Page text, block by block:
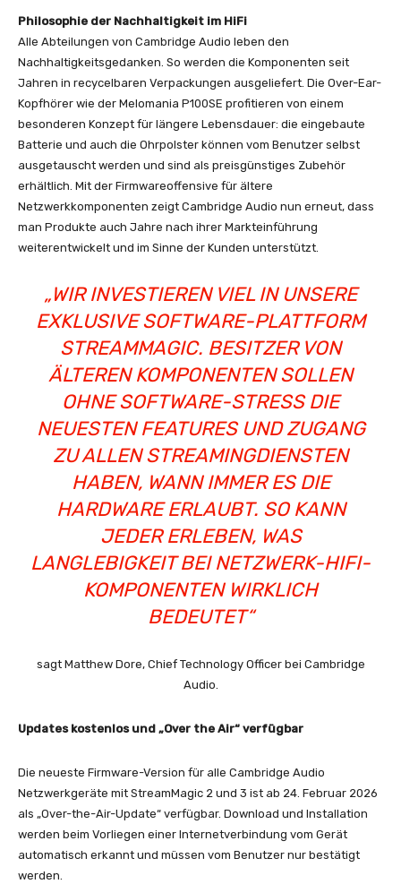
Philosophie der Nachhaltigkeit im HiFi
Alle Abteilungen von Cambridge Audio leben den
Nachhaltigkeitsgedanken. So werden die Komponenten seit
Jahren in recycelbaren Verpackungen ausgeliefert. Die Over-Ear-
Kopfhörer wie der Melomania P100SE profitieren von einem
besonderen Konzept für längere Lebensdauer: die eingebaute
Batterie und auch die Ohrpolster können vom Benutzer selbst
ausgetauscht werden und sind als preisgünstiges Zubehör
erhältlich. Mit der Firmwareoffensive für ältere
Netzwerkkomponenten zeigt Cambridge Audio nun erneut, dass
man Produkte auch Jahre nach ihrer Markteinführung
weiterentwickelt und im Sinne der Kunden unterstützt.
„WIR INVESTIEREN VIEL IN UNSERE
EXKLUSIVE SOFTWARE-PLATTFORM
STREAMMAGIC. BESITZER VON
ÄLTEREN KOMPONENTEN SOLLEN
OHNE SOFTWARE-STRESS DIE
NEUESTEN FEATURES UND ZUGANG
ZU ALLEN STREAMINGDIENSTEN
HABEN, WANN IMMER ES DIE
HARDWARE ERLAUBT. SO KANN
JEDER ERLEBEN, WAS
LANGLEBIGKEIT BEI NETZWERK-HIFI-
KOMPONENTEN WIRKLICH
BEDEUTET“
sagt Matthew Dore, Chief Technology Officer bei Cambridge
Audio.
Updates kostenlos und „Over the Air“ verfügbar
Die neueste Firmware-Version für alle Cambridge Audio
Netzwerkgeräte mit StreamMagic 2 und 3 ist ab 24. Februar 2026
als „Over-the-Air-Update“ verfügbar. Download und Installation
werden beim Vorliegen einer Internetverbindung vom Gerät
automatisch erkannt und müssen vom Benutzer nur bestätigt
werden.